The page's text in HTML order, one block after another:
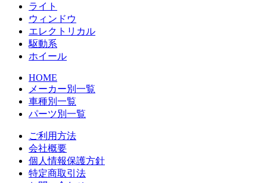
ライト
ウィンドウ
エレクトリカル
駆動系
ホイール
HOME
メーカー別一覧
車種別一覧
パーツ別一覧
ご利用方法
会社概要
個人情報保護方針
特定商取引法